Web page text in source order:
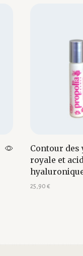
Contour des
royale et
25,90 €